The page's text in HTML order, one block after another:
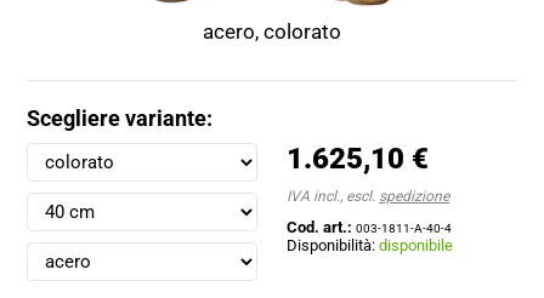
acero, colorato
Scegliere variante:
1.625,10 €
IVA incl., escl. spedizione
Cod. art.: 003-1811-A-40-4
Disponibilità:disponibile